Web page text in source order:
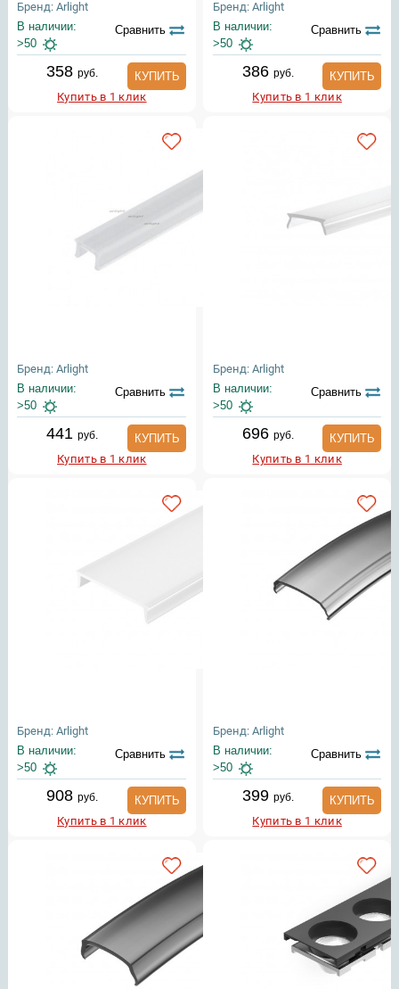
Бренд: Arlight
В наличии:
>50
Сравнить
358руб.
КУПИТЬ
Купить в 1 клик
Бренд: Arlight
В наличии:
>50
Сравнить
386 руб.
КУПИТЬ
Купить в 1 клик
Бренд: Arlight
В наличии:
>50
Сравнить
441руб.
КУПИТЬ
Купить в 1 клик
Бренд: Arlight
В наличии:
>50
Сравнить
696 руб.
КУПИТЬ
Купить в 1 клик
Бренд: Arlight
В наличии:
>50
Сравнить
908руб.
КУПИТЬ
Купить в 1 клик
Бренд: Arlight
В наличии:
>50
Сравнить
399 руб.
КУПИТЬ
Купить в 1 клик